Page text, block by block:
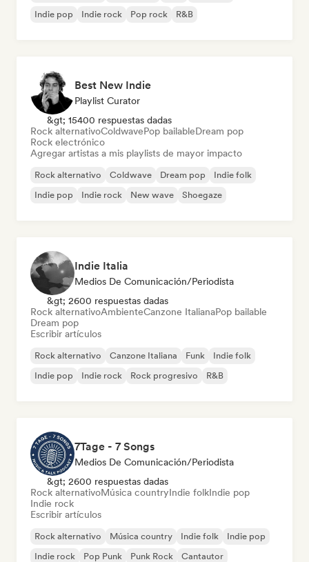
Indie pop
Indie rock Pop rock R&B
Best New Indie
Playlist Curator
&gt; 15400 respuestas dadas
Rock alternativoColdwavePop bailableDream pop
Rock electrónico
Agregar artistas a mis playlists de mayor impacto
Rock alternativo Coldwave Dream pop
Indie folk
Indie pop
Indie rock New wave Shoegaze
Indie Italia
Medios De Comunicación/Periodista
&gt; 2600 respuestas dadas
Rock alternativoAmbienteCanzone ItalianaPop bailable
Dream pop
Escribir artículos
Rock alternativo Canzone Italiana Funk
Indie folk
Indie pop
Indie rock Rock progresivo R&B
7Tage - 7 Songs
Medios De Comunicación/Periodista
&gt; 2600 respuestas dadas
Rock alternativoMúsica countryIndie folkIndie pop
Indie rock
Escribir artículos
Rock alternativo Música country Indie folk
Indie pop
Indie rock
Pop Punk Punk Rock Cantautor